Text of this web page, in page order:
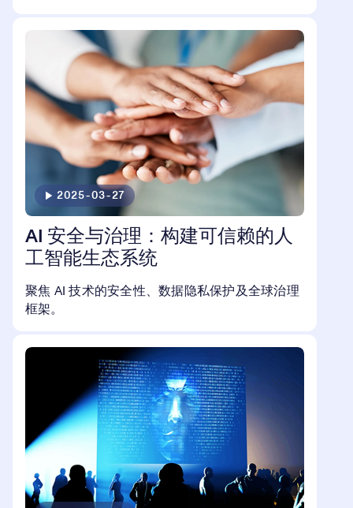
AI 安全与治理：构建可信赖的人
工智能生态系统
聚焦 AI 技术的安全性、数据隐私保护及全球治理
框架。
2025-03-27